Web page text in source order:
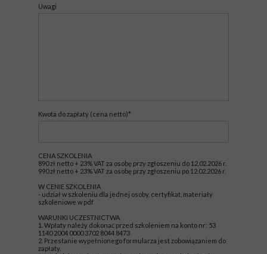
Uwagi
Kwota do zapłaty (cena netto)*
CENA SZKOLENIA
890 zł netto + 23% VAT za osobę przy zgłoszeniu do 12.02.2026 r.
990 zł netto + 23% VAT za osobę przy zgłoszeniu po 12.02.2026 r.
W CENIE SZKOLENIA
- udział w szkoleniu dla jednej osoby, certyfikat, materiały
szkoleniowe w pdf
WARUNKI UCZESTNICTWA
1. Wpłaty należy dokonać przed szkoleniem na konto nr: 53
1140 2004 0000 3702 8044 8473
2. Przesłanie wypełnionego formularza jest zobowiązaniem do
zapłaty.